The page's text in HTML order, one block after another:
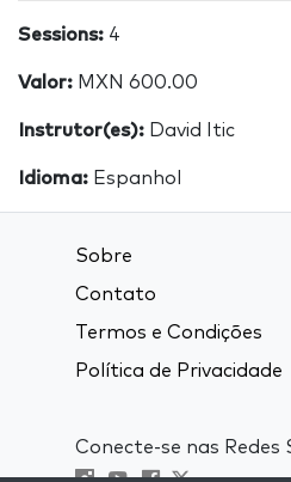
Sessions: 4
Valor: MXN 600.00
Instrutor(es): David Itic
Idioma: Espanhol
Sobre
Contato
Termos e Condições
Política de Privacidade
Conecte-se nas Redes